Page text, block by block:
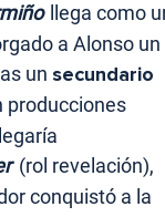
llega como
a Alonso un
un secundario
producciones
(rol revelación),
conquistó a la